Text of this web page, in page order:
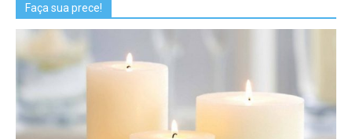
Faça sua prece!